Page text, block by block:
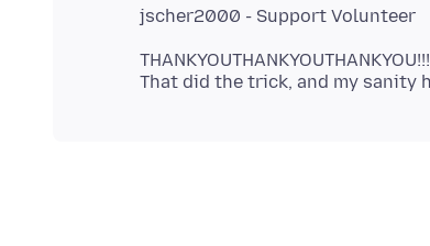
THANKYOUTHANKYOUTHANKYOU!!!